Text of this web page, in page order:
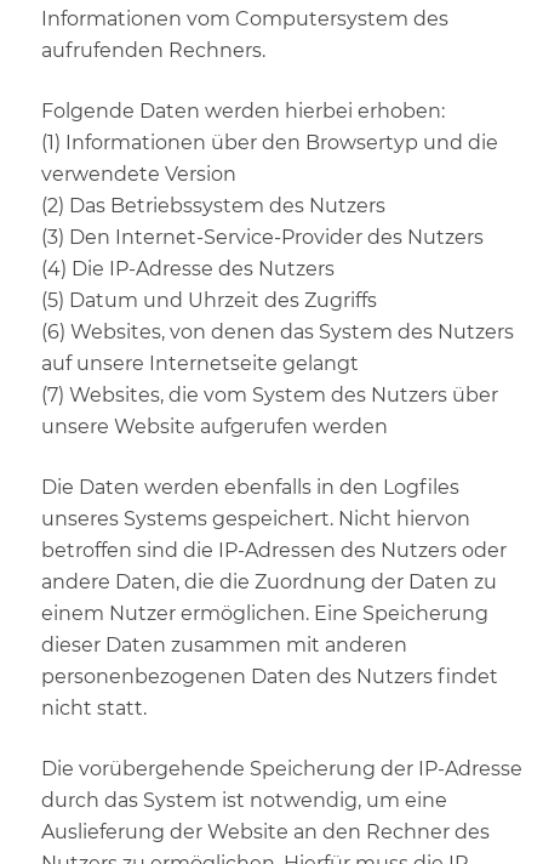
Informationen vom Computersystem des
aufrufenden Rechners.
Folgende Daten werden hierbei erhoben:
(1) Informationen über den Browsertyp und die
verwendete Version
(2) Das Betriebssystem des Nutzers
(3) Den Internet-Service-Provider des Nutzers
(4) Die IP-Adresse des Nutzers
(5) Datum und Uhrzeit des Zugriffs
(6) Websites, von denen das System des Nutzers
auf unsere Internetseite gelangt
(7) Websites, die vom System des Nutzers über
unsere Website aufgerufen werden
Die Daten werden ebenfalls in den Logfiles
unseres Systems gespeichert. Nicht hiervon
betroffen sind die IP-Adressen des Nutzers oder
andere Daten, die die Zuordnung der Daten zu
einem Nutzer ermöglichen. Eine Speicherung
dieser Daten zusammen mit anderen
personenbezogenen Daten des Nutzers findet
nicht statt.
Die vorübergehende Speicherung der IP-Adresse
durch das System ist notwendig, um eine
Auslieferung der Website an den Rechner des